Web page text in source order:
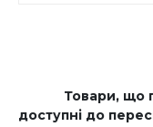
Товари, що
доступні до